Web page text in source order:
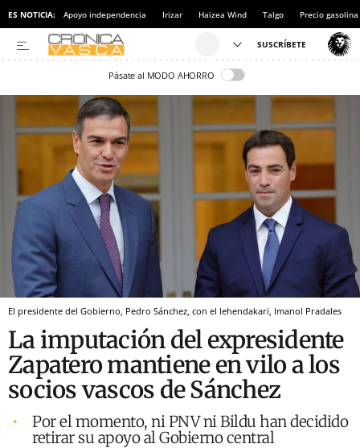
ES NOTICIA: Apoyo independencia Irizar Haizea Wind Talgo Precio gasolina
Pásate al MODO AHORRO
El presidente del Gobierno, Pedro Sánchez, con el lehendakari, Imanol Pradales
La imputación del expresidente
Zapatero mantiene en vilo a los
socios vascos de Sánchez
Por el momento, ni PNV ni Bildu han decidido
retirar su apoyo al Gobierno central